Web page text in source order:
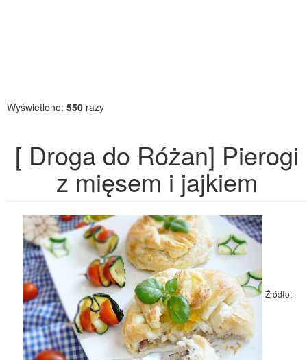
Wyświetlono: 550 razy
[ Droga do Różan] Pierogi
z mięsem i jajkiem
Źródło: